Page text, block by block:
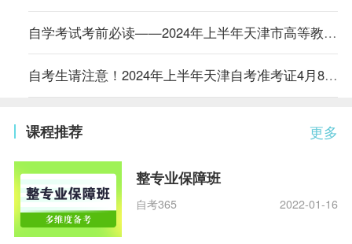
自学考试考前必读——2024年上半年天津市高等教育自学考试将于4月13日至14日举行
自考生请注意！2024年上半年天津自考准考证4月8日起可打印，点进来看详细流程
更多
课程推荐
整专业保障班
自考365 2022-01-16